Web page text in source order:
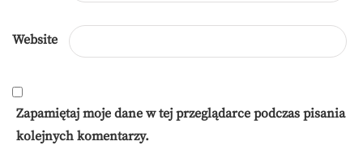
Website
Zapamiętaj moje dane w tej przeglądarce podczas pisania
kolejnych komentarzy.